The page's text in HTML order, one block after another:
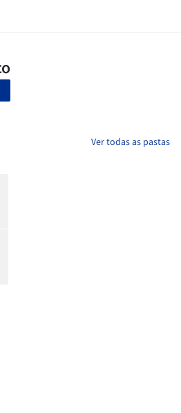
Ver todas as pastas